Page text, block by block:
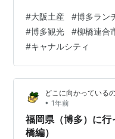
ど、行く前からウキウ
ら今回は仕事の関係で
ませんでしたが。。。
ていただきましたが、
い・・・（自虐ですが
#大阪土産 #博多ラン
#博多観光 #柳橋連合
#キャナルシティ
どこに向かっている
• 1年前
福岡県（博多）に
橋編）